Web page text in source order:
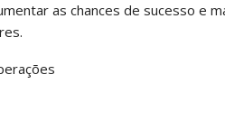
as chances de sucesso e